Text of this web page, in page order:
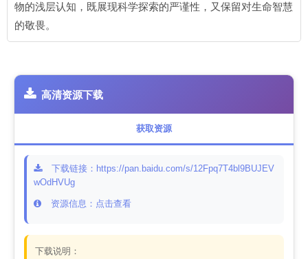
物的浅层认知，既展现科学探索的严谨性，又保留对生命智慧
的敬畏。
高清资源下载
获取资源
下载链接：https://pan.baidu.com/s/12Fpq7T4bl9BUJEV
wOdHVUg
资源信息：点击查看
下载说明：